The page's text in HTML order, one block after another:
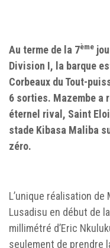
Au terme de la 7ème
Division I, la barque
Corbeaux du Tout-
6 sorties. Mazembe a
éternel rival, Saint
stade Kibasa Maliba
zéro.
L’unique réalisation de
Lusadisu en début de
millimétré d’Eric
seulement de prendre